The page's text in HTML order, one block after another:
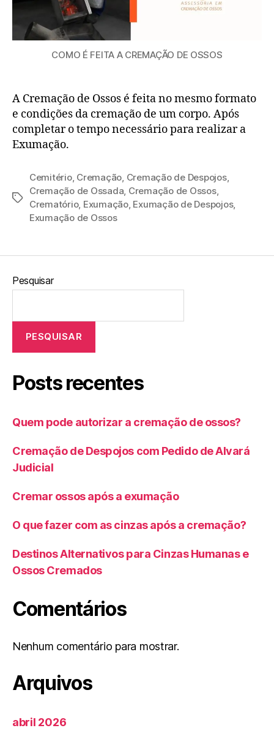
COMO É FEITA A CREMAÇÃO DE OSSOS
A Cremação de Ossos é feita no mesmo formato
e condições da cremação de um corpo. Após
completar o tempo necessário para realizar a
Exumação.
Cemitério, Cremação Cremação de Despojos,
Cremação de Ossada Cremação de Ossos,
Crematório, Exumação, Exumação de Despojos,
Exumação de Ossos
Pesquisar
PESQUISAR
Posts recentes
Quem pode autorizar a cremação de ossos?
Cremação de Despojos com Pedido de Alvará
Judicial
Cremar ossos após a exumação
O que fazer com as cinzas após a cremação?
Destinos Alternativos para Cinzas Humanas e
Ossos Cremados
Comentários
Nenhum comentário para mostrar.
Arquivos
abril 2026